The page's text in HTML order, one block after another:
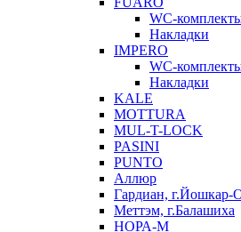
WC-
Накладки
IMPERO
WC-
Накладки
KALE
MOTTURA
MUL-T-LOCK
PASINI
PUNTO
Аллюр
Гардиан, г.Йошкар-
Меттэм, г.Балашиха
НОРА-М